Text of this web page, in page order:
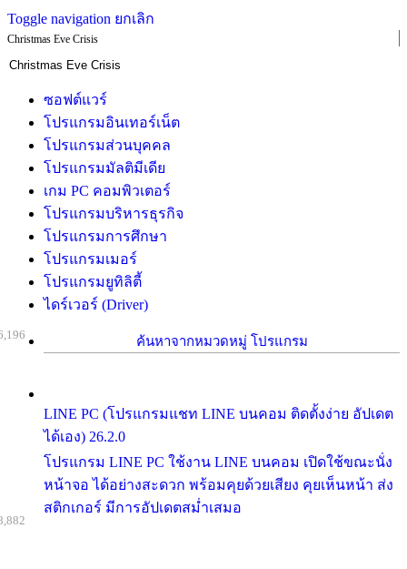
Toggle navigation ยกเลิก
Christmas Eve Crisis
ซอฟต์แวร์
โปรแกรมอินเทอร์เน็ต
โปรแกรมส่วนบุคคล
โปรแกรมมัลติมีเดีย
เกม PC คอมพิวเตอร์
โปรแกรมบริหารธุรกิจ
โปรแกรมการศึกษา
โปรแกรมเมอร์
โปรแกรมยูทิลิตี้
ไดร์เวอร์ (Driver)
ค้นหาจากหมวดหมู่ โปรแกรม
LINE PC (โปรแกรมแชท LINE บนคอม ติดตั้งง่าย อัปเดต
ได้เอง) 26.2.0
โปรแกรม LINE PC ใช้งาน LINE บนคอม เปิดใช้ขณะนั่ง
หน้าจอ ได้อย่างสะดวก พร้อมคุยด้วยเสียง คุยเห็นหน้า ส่ง
สติกเกอร์ มีการอัปเดตสม่ำเสมอ